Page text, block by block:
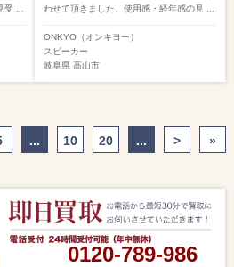
...
わせて頂きました。使用感・経年感の見 ...
ONKYO（オンキヨー）
スピーカー
岐阜県 高山市
... 10 20 ... > »
0120-789-986